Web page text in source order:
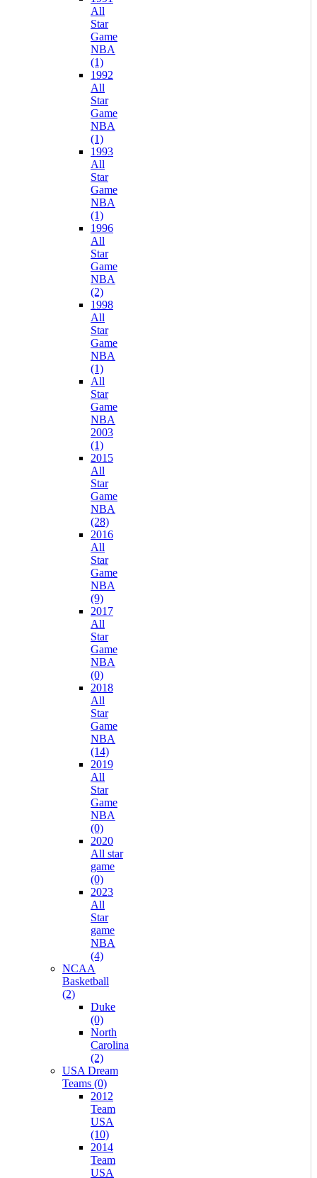
All
Star
Game
NBA
(1)
1992
All
Star
Game
NBA
(1)
1993
All
Star
Game
NBA
(1)
1996
All
Star
Game
NBA
(2)
1998
All
Star
Game
NBA
(1)
All
Star
Game
NBA
2003
(1)
2015
All
Star
Game
NBA
(28)
2016
All
Star
Game
NBA
(9)
2017
All
Star
Game
NBA
(0)
2018
All
Star
Game
NBA
(14)
2019
All
Star
Game
NBA
(0)
2020
All star
game
(0)
2023
All
Star
game
NBA
(4)
NCAA
Basketball
(2)
Duke
(0)
North
Carolina
(2)
USA Dream
Teams (0)
2012
Team
USA
(10)
2014
Team
USA